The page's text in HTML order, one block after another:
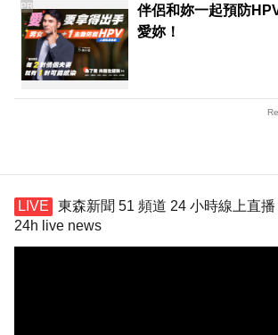
伴侶和妳一起預防
愛妳！
PR
東森新聞 51 頻道 24 小時線上直
24h live news